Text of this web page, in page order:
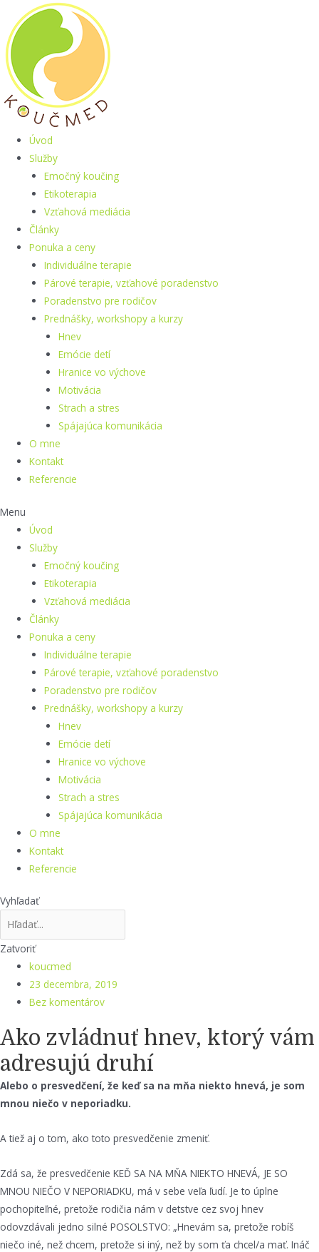
Preskočiť
obsah
Úvod
Služby
Emočný koučing
Etikoterapia
Vzťahová mediácia
Články
Ponuka a ceny
Individuálne terapie
Párové terapie, vzťahové poradenstvo
Poradenstvo pre rodičov
Prednášky, workshopy a kurzy
Hnev
Emócie detí
Hranice vo výchove
Motivácia
Strach a stres
Spájajúca komunikácia
O mne
Kontakt
Referencie
Menu
Úvod
Služby
Emočný koučing
Etikoterapia
Vzťahová mediácia
Články
Ponuka a ceny
Individuálne terapie
Párové terapie, vzťahové poradenstvo
Poradenstvo pre rodičov
Prednášky, workshopy a kurzy
Hnev
Emócie detí
Hranice vo výchove
Motivácia
Strach a stres
Spájajúca komunikácia
O mne
Kontakt
Referencie
Vyhľadať
Zatvoriť
koucmed
23 decembra, 2019
Bez komentárov
Ako zvládnuť hnev, ktorý vám
adresujú druhí
Alebo o presvedčení, že keď sa na mňa niekto hnevá, je som
mnou niečo v neporiadku.
A tiež aj o tom, ako toto presvedčenie zmeniť.
Zdá sa, že presvedčenie KEĎ SA NA MŇA NIEKTO HNEVÁ, JE SO
MNOU NIEČO V NEPORIADKU, má v sebe veľa ľudí. Je to úplne
pochopiteľné, pretože rodičia nám v detstve cez svoj hnev
odovzdávali jedno silné POSOLSTVO: „Hnevám sa, pretože robíš
niečo iné, než chcem, pretože si iný, než by som ťa chcel/a mať. Ináč